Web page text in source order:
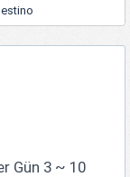
Gün 3 ~ 10